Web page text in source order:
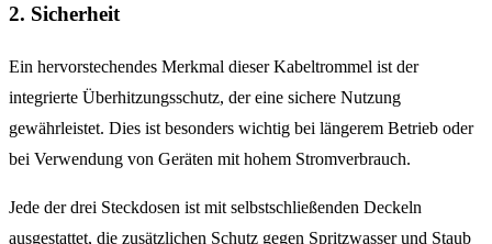
2. Sicherheit
Ein hervorstechendes Merkmal dieser Kabeltrommel ist der
integrierte Überhitzungsschutz, der eine sichere Nutzung
gewährleistet. Dies ist besonders wichtig bei längerem Betrieb oder
bei Verwendung von Geräten mit hohem Stromverbrauch.
Jede der drei Steckdosen ist mit selbstschließenden Deckeln
ausgestattet, die zusätzlichen Schutz gegen Spritzwasser und Staub